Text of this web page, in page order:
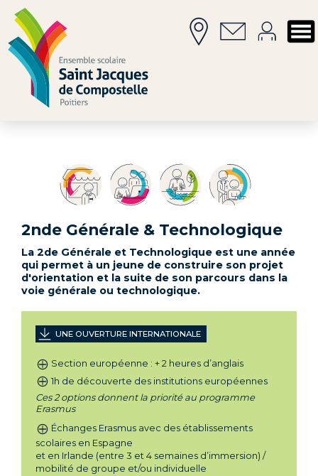
2nde Générale & Technologique
La 2de Générale et Technologique est une année
qui permet à un jeune de construire son projet
d'orientation et la suite de son parcours dans la
voie générale ou technologique.
UNE OUVERTURE INTERNATIONALE
Section européenne : + 2 heures d’anglais
1h de découverte des institutions européennes
Ces 2 options donnent la priorité au programme
Erasmus
Échanges Erasmus avec des établissements
scolaires en Espagne
et en Irlande (entre 3 et 4 semaines d’immersion) /
mobilité de groupe et/ou individuelle